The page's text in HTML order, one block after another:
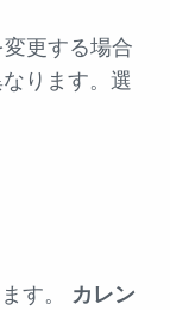
更する場合
ります。選
す。 カレン